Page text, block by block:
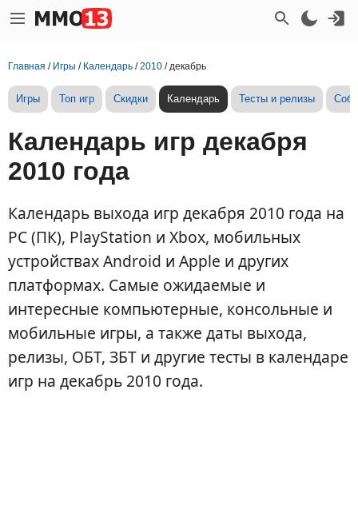
Главная / Игры / Календарь /2010 /декабрь
Игры Топ игр Скидки Календарь Тесты и релизы
Календарь игр декабря
2010 года
Календарь выхода игр декабря 2010 года на
PC (ПК), PlayStation и Xbox, мобильных
устройствах Android и Apple и других
платформах. Самые ожидаемые и
интересные компьютерные, консольные и
мобильные игры, а также даты выхода,
релизы, ОБТ, ЗБТ и другие тесты в календаре
игр на декабрь 2010 года.